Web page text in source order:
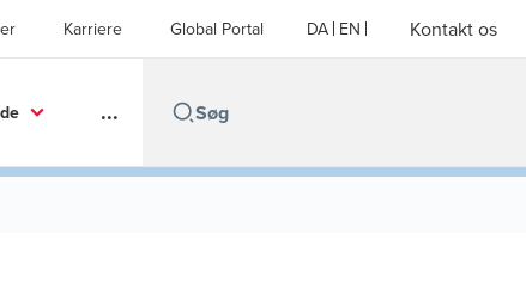
Karriere Global Portal DA EN Kontakt os
...